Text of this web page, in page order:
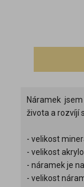
Náramek
života a rozvíjí
- velikost
- velikost
- náramek je
- velikost